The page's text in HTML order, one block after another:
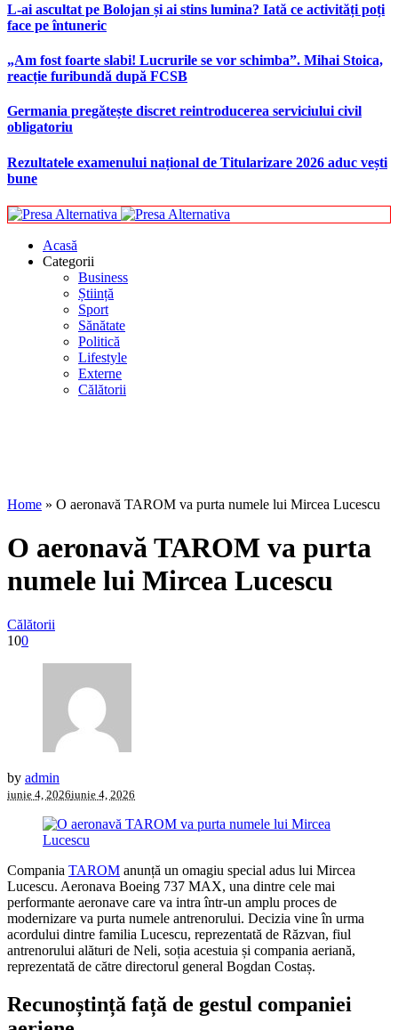
L-ai ascultat pe Bolojan și ai stins lumina? Iată ce activități poți
face pe întuneric
„Am fost foarte slabi! Lucrurile se vor schimba”. Mihai Stoica,
reacție furibundă după FCSB
Germania pregătește discret reintroducerea serviciului civil
obligatoriu
Rezultatele examenului național de Titularizare 2026 aduc vești
bune
Acasă
Categorii
Business
Știință
Sport
Sănătate
Politică
Lifestyle
Externe
Călătorii
Home » O aeronavă TAROM va purta numele lui Mircea Lucescu
O aeronavă TAROM va purta
numele lui Mircea Lucescu
Călătorii
100
by admin
iunie 4, 2026iunie 4, 2026
Compania TAROM anunță un omagiu special adus lui Mircea
Lucescu. Aeronava Boeing 737 MAX, una dintre cele mai
performante aeronave care va intra într-un amplu proces de
modernizare va purta numele antrenorului. Decizia vine în urma
acordului dintre familia Lucescu, reprezentată de Răzvan, fiul
antrenorului alături de Neli, soția acestuia și compania aeriană,
reprezentată de către directorul general Bogdan Costaș.
Recunoștință față de gestul companiei